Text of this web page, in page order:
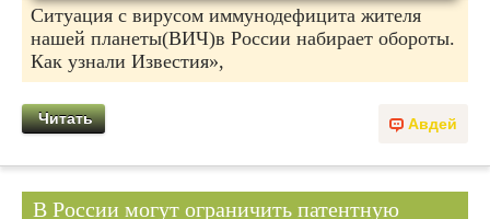
Ситуация с вирусом иммунодефицита жителя
нашей планеты(ВИЧ)в России набирает обороты.
Как узнали Известия»,
Авдей
Читать
В России могут ограничить патентную